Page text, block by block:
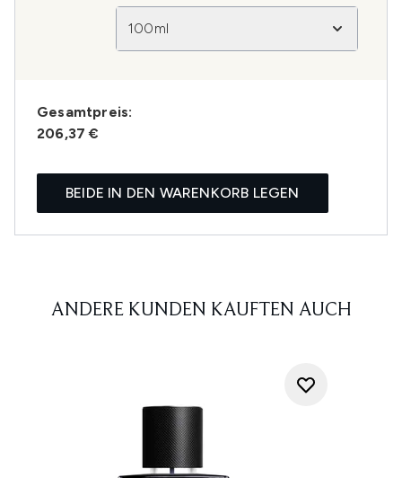
100ml
Gesamtpreis:
206,37 €
BEIDE IN DEN WARENKORB LEGEN
ANDERE KUNDEN KAUFTEN AUCH